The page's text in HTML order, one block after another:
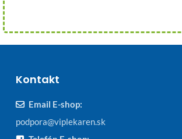
Kontakt
Email E-shop:
podpora@viplekaren.sk